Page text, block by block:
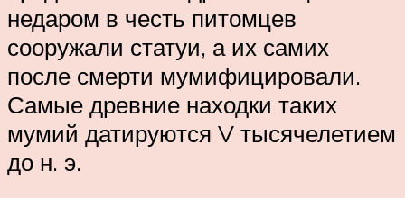
недаром в честь питомцев
сооружали статуи, а их самих
после смерти мумифицировали.
Самые древние находки таких
мумий датируются V тысячелетием
до н. э.